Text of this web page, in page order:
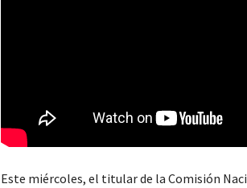
Este miércoles, el titular de la Comisión